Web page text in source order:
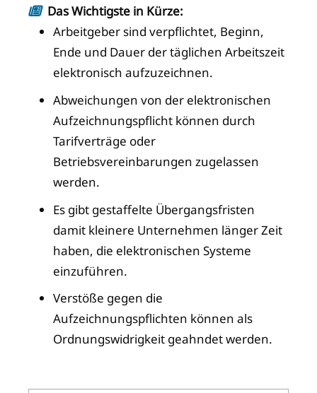
Das Wichtigste in Kürze:
Arbeitgeber sind verpflichtet, Beginn,
Ende und Dauer der täglichen Arbeitszeit
elektronisch aufzuzeichnen.
Abweichungen von der elektronischen
Aufzeichnungspflicht können durch
Tarifverträge oder
Betriebsvereinbarungen zugelassen
werden.
Es gibt gestaffelte Übergangsfristen
damit kleinere Unternehmen länger Zeit
haben, die elektronischen Systeme
einzuführen.
Verstöße gegen die
Aufzeichnungspflichten können als
Ordnungswidrigkeit geahndet werden.